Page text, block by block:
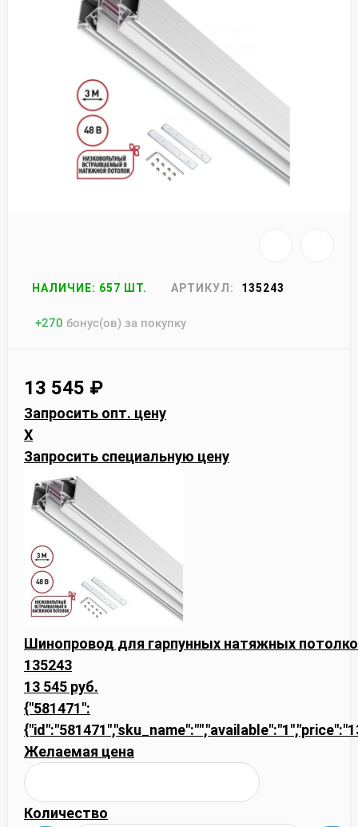
НАЛИЧИЕ: 657 ШТ. АРТИКУЛ: 135243
+270 бонус(ов) за покупку
13 545 ₽
Запросить опт. цену
X
Запросить специальную цену
Шинопровод для гарпунных натяжных
135243
13 545 руб.
{"581471":
Желаемая цена
Количество